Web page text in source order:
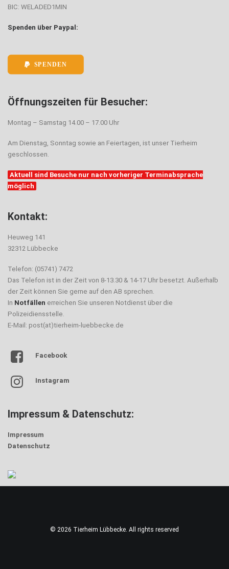
BIC: WELADED1MIN
Spenden über Paypal:
SPENDEN
Öffnungszeiten für Besucher:
Montag – Samstag 14.00 – 17.00 Uhr
Am Dienstag, Sonntag sowie an Feiertagen, ist unser Tierheim
geschlossen.
Aktuell sind Besuche nur nach vorheriger Terminabsprache
möglich
Kontakt:
Heuweg 141
32312 Lübbecke
Telefon: (05741) 7472
Das Telefon ist in der Zeit von 8-13.30 & 14-17 Uhr besetzt. Außerhalb
der Zeit können Sie gerne auf den AB sprechen.
In Notfällen erreichen Sie unseren Notdienst über die
Polizeidiensstelle.
E-Mail: post(at)tierheim-luebbecke.de
Facebook
Instagram
Impressum & Datenschutz:
Impressum
Datenschutz
© 2026 Tierheim Lübbecke. All rights reserved